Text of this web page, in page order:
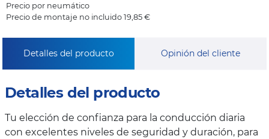
Precio por neumático
Precio de montaje no incluido 19,85 €
Detalles del producto Opinión del cliente
Detalles del producto
Tu elección de confianza para la conducción diaria
con excelentes niveles de seguridad y duración, para